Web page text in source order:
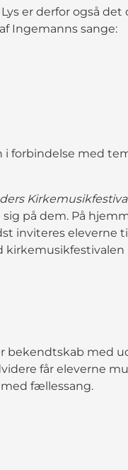
er derfor også
Ingemanns sange:
i forbindelse med
på dem. På
inviteres eleverne
bekendtskab med
får eleverne
fællessang.